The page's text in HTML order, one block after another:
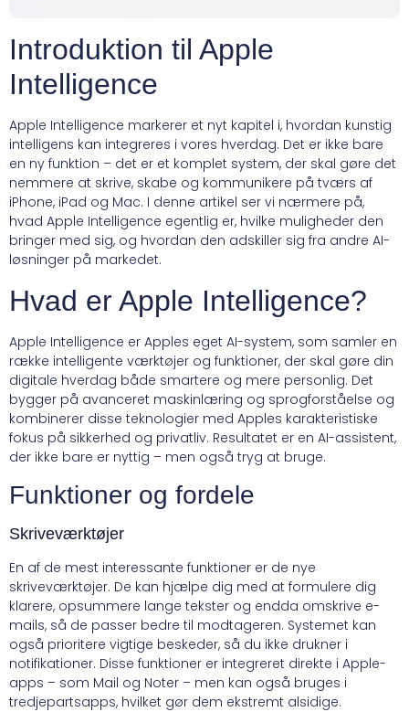
Introduktion til Apple
Intelligence
Apple Intelligence markerer et nyt kapitel i, hvordan kunstig
intelligens kan integreres i vores hverdag. Det er ikke bare
en ny funktion – det er et komplet system, der skal gøre det
nemmere at skrive, skabe og kommunikere på tværs af
iPhone, iPad og Mac. I denne artikel ser vi nærmere på,
hvad Apple Intelligence egentlig er, hvilke muligheder den
bringer med sig, og hvordan den adskiller sig fra andre AI-
løsninger på markedet.
Hvad er Apple Intelligence?
Apple Intelligence er Apples eget AI-system, som samler en
række intelligente værktøjer og funktioner, der skal gøre din
digitale hverdag både smartere og mere personlig. Det
bygger på avanceret maskinlæring og sprogforståelse og
kombinerer disse teknologier med Apples karakteristiske
fokus på sikkerhed og privatliv. Resultatet er en AI-assistent,
der ikke bare er nyttig – men også tryg at bruge.
Funktioner og fordele
Skriveværktøjer
En af de mest interessante funktioner er de nye
skriveværktøjer. De kan hjælpe dig med at formulere dig
klarere, opsummere lange tekster og endda omskrive e-
mails, så de passer bedre til modtageren. Systemet kan
også prioritere vigtige beskeder, så du ikke drukner i
notifikationer. Disse funktioner er integreret direkte i Apple-
apps – som Mail og Noter – men kan også bruges i
tredjepartsapps, hvilket gør dem ekstremt alsidige.